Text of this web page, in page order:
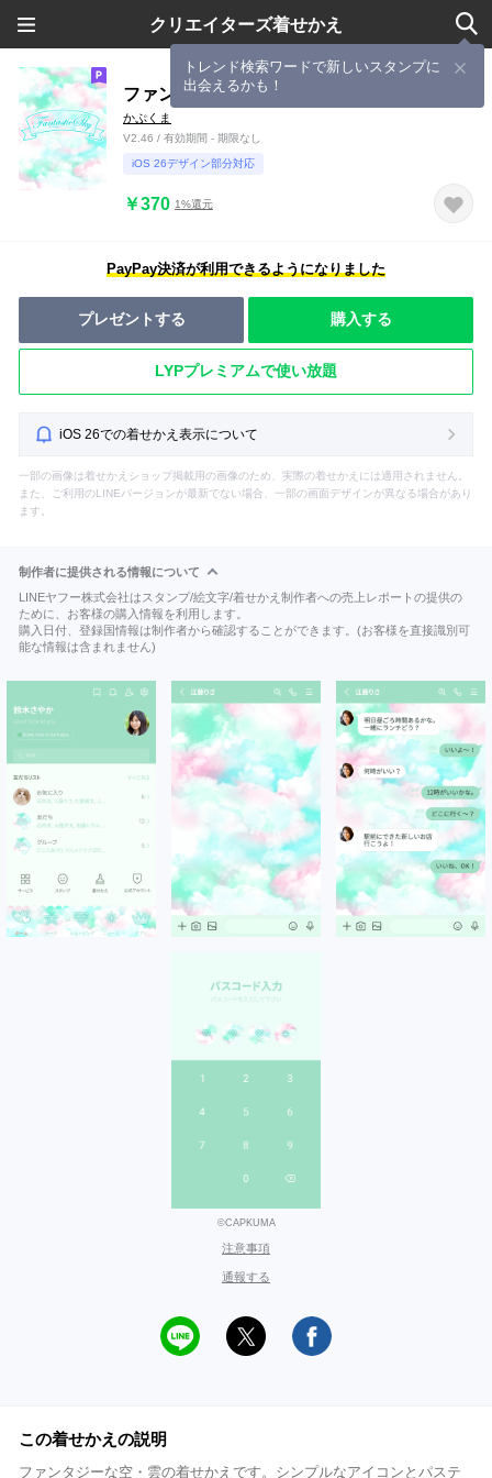
クリエイターズ着せかえ
トレンド検索ワードで新しいスタンプに
出会えるかも！
ファンタジースカイ
かぷくま
V2.46 / 有効期間 - 期限なし
iOS 26デザイン部分対応
￥370 1%還元
PayPay決済が利用できるようになりました
プレゼントする 購入する
LYPプレミアムで使い放題
iOS 26での着せかえ表示について
一部の画像は着せかえショップ掲載用の画像のため、実際の着せかえには適用されません。
また、ご利用のLINEバージョンが最新でない場合、一部の画面デザインが異なる場合があり
ます。
制作者に提供される情報について
LINEヤフー株式会社はスタンプ/絵文字/着せかえ制作者への売上レポートの提供の
ために、お客様の購入情報を利用します。
購入日付、登録国情報は制作者から確認することができます。(お客様を直接識別可
能な情報は含まれません)
©CAPKUMA
注意事項
通報する
この着せかえの説明
ファンタジーな空・雲の着せかえです。シンプルなアイコンとパステ